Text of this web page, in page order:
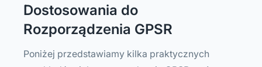
Dostosowania do
Rozporządzenia GPSR
Poniżej przedstawiamy kilka praktycznych